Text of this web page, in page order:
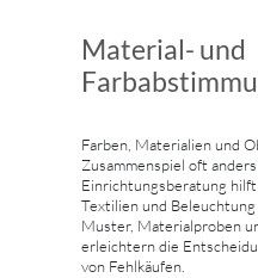
Material- und
Farben, Materialien und
Zusammenspiel oft
Einrichtungsberatung
Textilien und
Muster, Materialproben
erleichtern die
von Fehlkäufen.